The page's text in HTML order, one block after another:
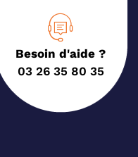
Besoin d'aide ?
03 26 35 80 35